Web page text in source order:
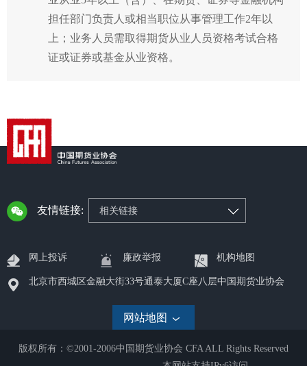
担任部门负责人或相当职位从事管理工作2年以
上；业务人员需取得期货从业人员资格考试合格
证或证券或基金从业资格。
友情链接: 相关链接
网上投诉 廉政举报 机构地图
北京市西城区金融大街33号通泰大厦C座八层中国期货业协会
网站地图
版权所有：©2001-2006中国期货业协会 CFA ALL Rights Reserved